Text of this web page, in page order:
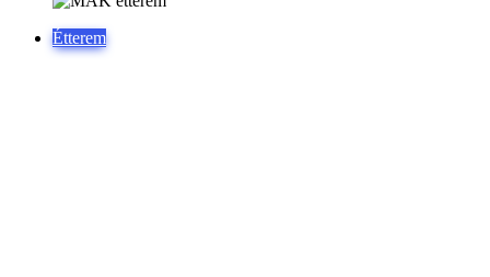
Étterem